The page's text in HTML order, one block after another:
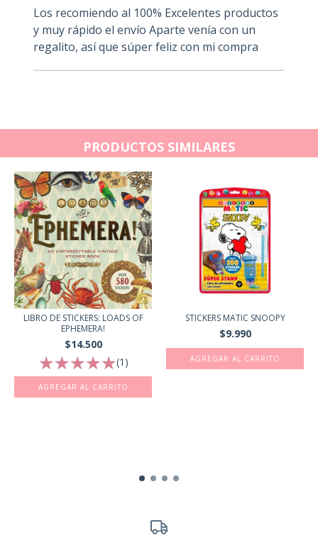
Los recomiendo al 100% Excelentes productos
y muy rápido el envío Aparte venía con un
regalito, así que súper feliz con mi compra
PRODUCTOS SIMILARES
LIBRO DE STICKERS: LOADS OF
EPHEMERA!
$14.500
(1)
STICKERS MATIC SNOOPY
$9.990